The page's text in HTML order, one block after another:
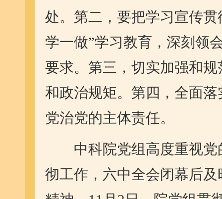
处。第二，要把学习宣传
学一做”学习教育，深刻领
要求。第三，切实加强和
和政治规矩。第四，全面
党治党的主体责任。
中科院党组高度重视党
彻工作，六中全会闭幕后